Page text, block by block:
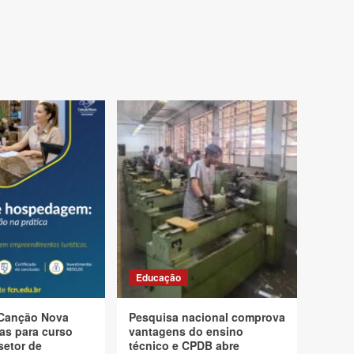
Nova
para curso
de
Educação
Pesquisa nacional comprova
vantagens do ensino
técnico e CPDB abre